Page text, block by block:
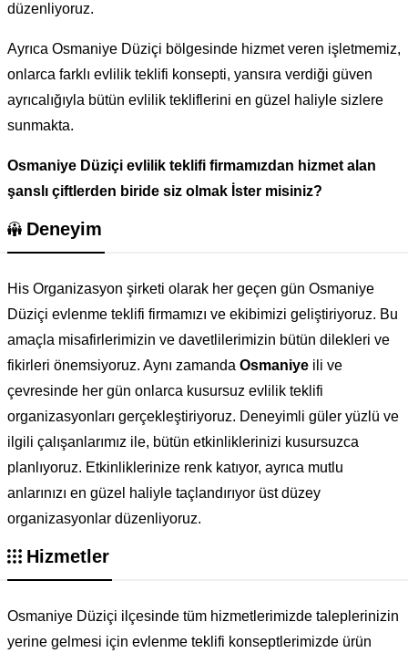
düzenliyoruz.
Ayrıca Osmaniye Düziçi bölgesinde hizmet veren işletmemiz,
onlarca farklı evlilik teklifi konsepti, yansıra verdiği güven
ayrıcalığıyla bütün evlilik tekliflerini en güzel haliyle sizlere
sunmakta.
Osmaniye Düziçi evlilik teklifi firmamızdan hizmet alan
şanslı çiftlerden biride siz olmak İster misiniz?
Deneyim
His Organizasyon şirketi olarak her geçen gün Osmaniye
Düziçi evlenme teklifi firmamızı ve ekibimizi geliştiriyoruz. Bu
amaçla misafirlerimizin ve davetlilerimizin bütün dilekleri ve
fikirleri önemsiyoruz. Aynı zamanda Osmaniye ili ve
çevresinde her gün onlarca kusursuz evlilik teklifi
organizasyonları gerçekleştiriyoruz. Deneyimli güler yüzlü ve
ilgili çalışanlarımız ile, bütün etkinliklerinizi kusursuzca
planlıyoruz. Etkinliklerinize renk katıyor, ayrıca mutlu
anlarınızı en güzel haliyle taçlandırıyor üst düzey
organizasyonlar düzenliyoruz.
Hizmetler
Osmaniye Düziçi ilçesinde tüm hizmetlerimizde taleplerinizin
yerine gelmesi için evlenme teklifi konseptlerimizde ürün